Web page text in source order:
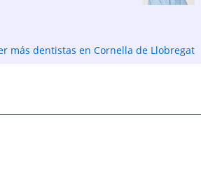
más dentistas en Cornella de Llobregat